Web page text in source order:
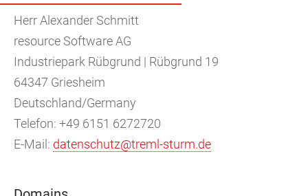
Herr Alexander Schmitt
resource Software AG
Industriepark Rübgrund | Rübgrund 19
64347 Griesheim
Deutschland/Germany
Telefon: +49 6151 6272720
E-Mail: datenschutz@treml-sturm.de